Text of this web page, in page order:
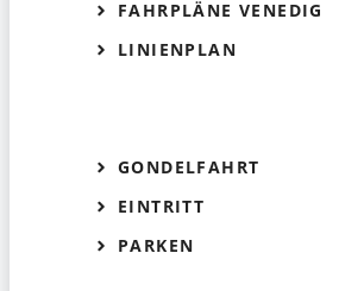
FAHRPLÄNE VENEDIG
LINIENPLAN
GONDELFAHRT
EINTRITT
PARKEN